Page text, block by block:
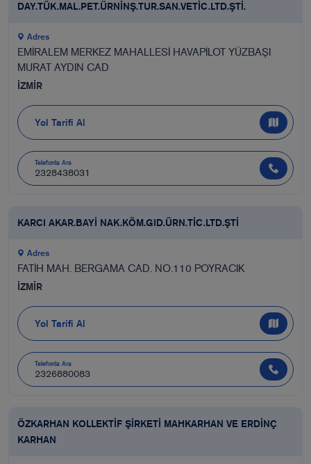
DAY.TÜK.MAL.PET.ÜRNİNŞ.TUR.SAN.VETİC.LTD.ŞTİ.
Adres
EMİRALEM MERKEZ MAHALLESİ HAVAPİLOT YÜZBAŞI
MURAT AYDIN CAD
İZMİR
Yol Tarifi Al
Telefonla Ara
2328438031
KARCI AKAR.BAYİ NAK.KÖM.GID.ÜRN.TİC.LTD.ŞTİ
Adres
FATİH MAH. BERGAMA CAD. NO.110 POYRACIK
İZMİR
Yol Tarifi Al
Telefonla Ara
2326880083
ÖZKARHAN KOLLEKTİF ŞİRKETİ MAHKARHAN VE ERDİNÇ
KARHAN